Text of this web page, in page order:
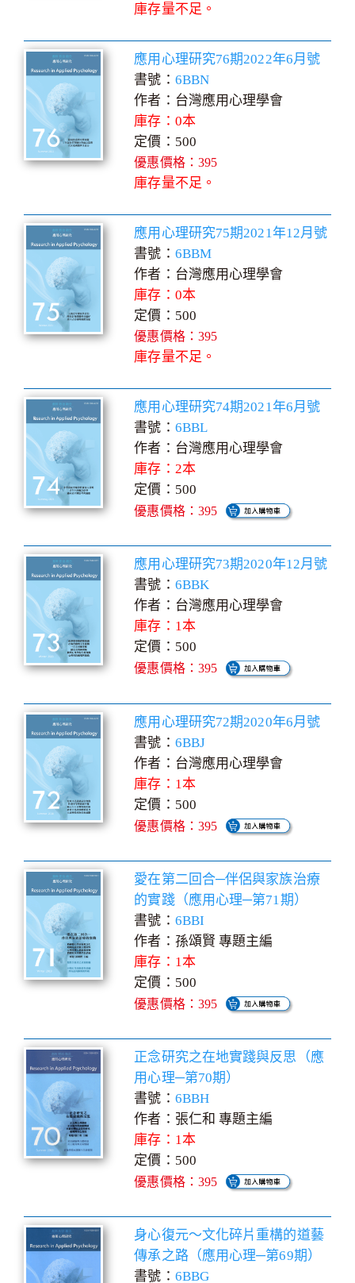
庫存量不足。
應用心理研究76期2022年6月號
書號： 6BBN
作者：台灣應用心理學會
庫存：0本
定價：500
優惠價格：395
庫存量不足。
應用心理研究75期2021年12月號
書號： 6BBM
作者：台灣應用心理學會
庫存：0本
定價：500
優惠價格：395
庫存量不足。
應用心理研究74期2021年6月號
書號： 6BBL
作者：台灣應用心理學會
庫存：2本
定價：500
優惠價格：395
應用心理研究73期2020年12月號
書號： 6BBK
作者：台灣應用心理學會
庫存：1本
定價：500
優惠價格：395
應用心理研究72期2020年6月號
書號： 6BBJ
作者：台灣應用心理學會
庫存：1本
定價：500
優惠價格：395
愛在第二回合─伴侶與家族治療
的實踐（應用心理─第71期）
書號： 6BBI
作者：孫頌賢 專題主編
庫存：1本
定價：500
優惠價格：395
正念研究之在地實踐與反思（應
用心理─第70期）
書號： 6BBH
作者：張仁和 專題主編
庫存：1本
定價：500
優惠價格：395
身心復元～文化碎片重構的道藝
傳承之路（應用心理─第69期）
書號： 6BBG